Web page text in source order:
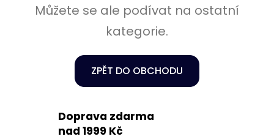
Můžete se ale podívat na ostatní
kategorie.
ZPĚT DO OBCHODU
Doprava zdarma
nad 1999 Kč